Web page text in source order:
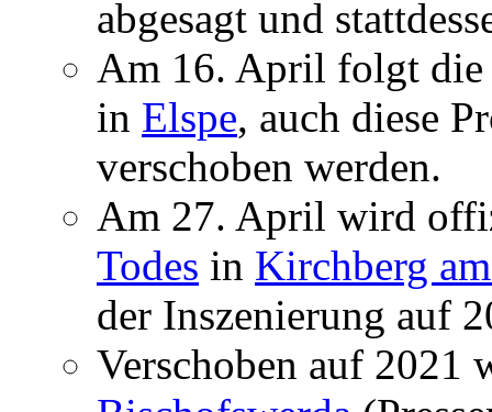
abgesagt und
Am 16. April folgt die
in Elspe, auch diese
verschoben werden.
Am 27. April wird
Todes in Kirchberg
der Inszenierung auf
Verschoben auf 2021